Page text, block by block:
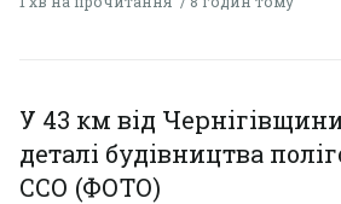
У 43 км від
деталі будівництва
ССО (ФОТО)